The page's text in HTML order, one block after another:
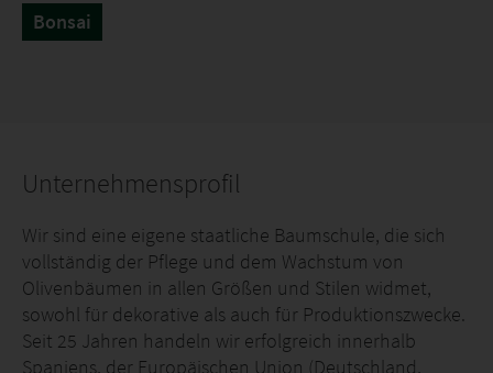
Bonsai
Unternehmensprofil
Wir sind eine eigene staatliche Baumschule, die sich
vollständig der Pflege und dem Wachstum von
Olivenbäumen in allen Größen und Stilen widmet,
sowohl für dekorative als auch für Produktionszwecke.
Seit 25 Jahren handeln wir erfolgreich innerhalb
Spaniens, der Europäischen Union (Deutschland,